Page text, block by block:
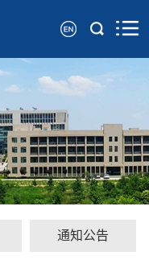
通知公告